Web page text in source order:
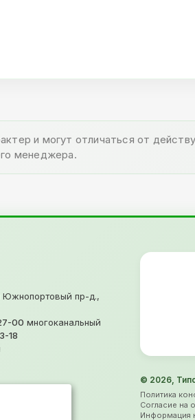
и могут отличаться от
менеджера.
Южнопортовый пр-д.,
00 многоканальный
18
© 2026,
Политика
Согласие на
Информация